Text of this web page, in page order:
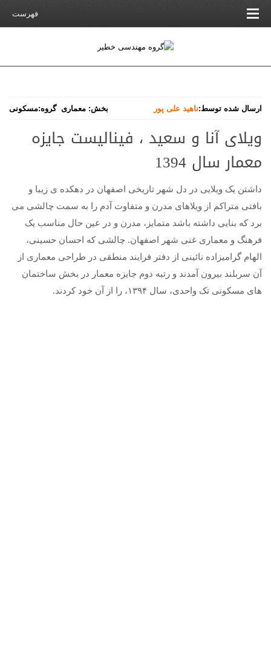
فهرست
ارسال شده توسط:ناهید علی پور بخش: معماری گروه:مسکونی
ویلای آنا و سعید ، فینالیست جایزه
معمار سال 1394
داشتن یک ویلایی در دل شهر تاریخی اصفهان در دهکده ی زیبا و
بافتی متراکم از ویلاهای مدرن و متفاوت آدم را به سمت چالشی می
برد که بنایی داشته باشد متمایز، مدرن و در عین حال مناسب یک
فرهنگ و معماری غنی شهر اصفهان. چالشی که احسان حسینی،
الهام گرامیزاده نائینی از دفتر فرایند منطقی در طراحی معماری از
آن سربلند بیرون آمدند و رتبه دوم جایزه معمار در بخش ساختمان
های مسکونی تک واحدی، سال ۱۳۹۴، را از آن خود کردند.